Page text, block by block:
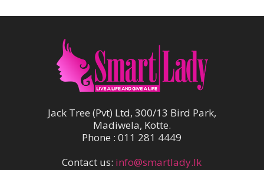
Jack Tree (Pvt) Ltd, 300/13 Bird Park,
Madiwela, Kotte.
Phone : 011 281 4449
Contact us: info@smartlady.lk